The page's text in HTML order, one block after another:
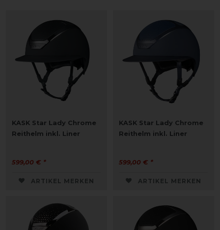
KASK Star Lady Chrome
Reithelm inkl. Liner
599,00 € *
ARTIKEL MERKEN
KASK Star Lady Chrome
Reithelm inkl. Liner
599,00 € *
ARTIKEL MERKEN